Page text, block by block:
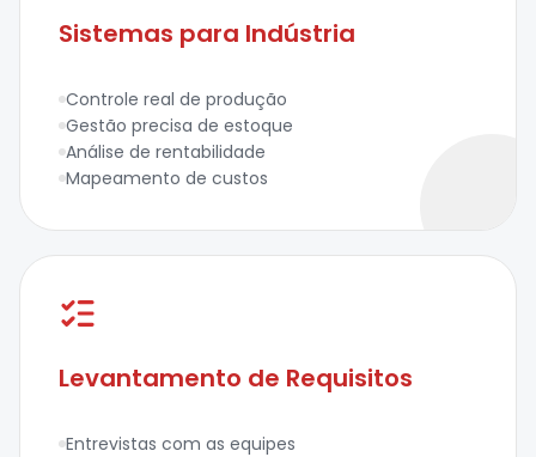
Sistemas para Indústria
Controle real de produção
Gestão precisa de estoque
Análise de rentabilidade
Mapeamento de custos
Levantamento de Requisitos
Entrevistas com as equipes